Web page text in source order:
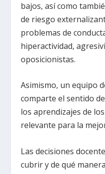
bajos, así como
de riesgo
problemas de
hiperactividad,
oposicionistas.
Asimismo, un equipo
comparte el sentido
los aprendizajes de
relevante para la
Las decisiones
cubrir y de qué